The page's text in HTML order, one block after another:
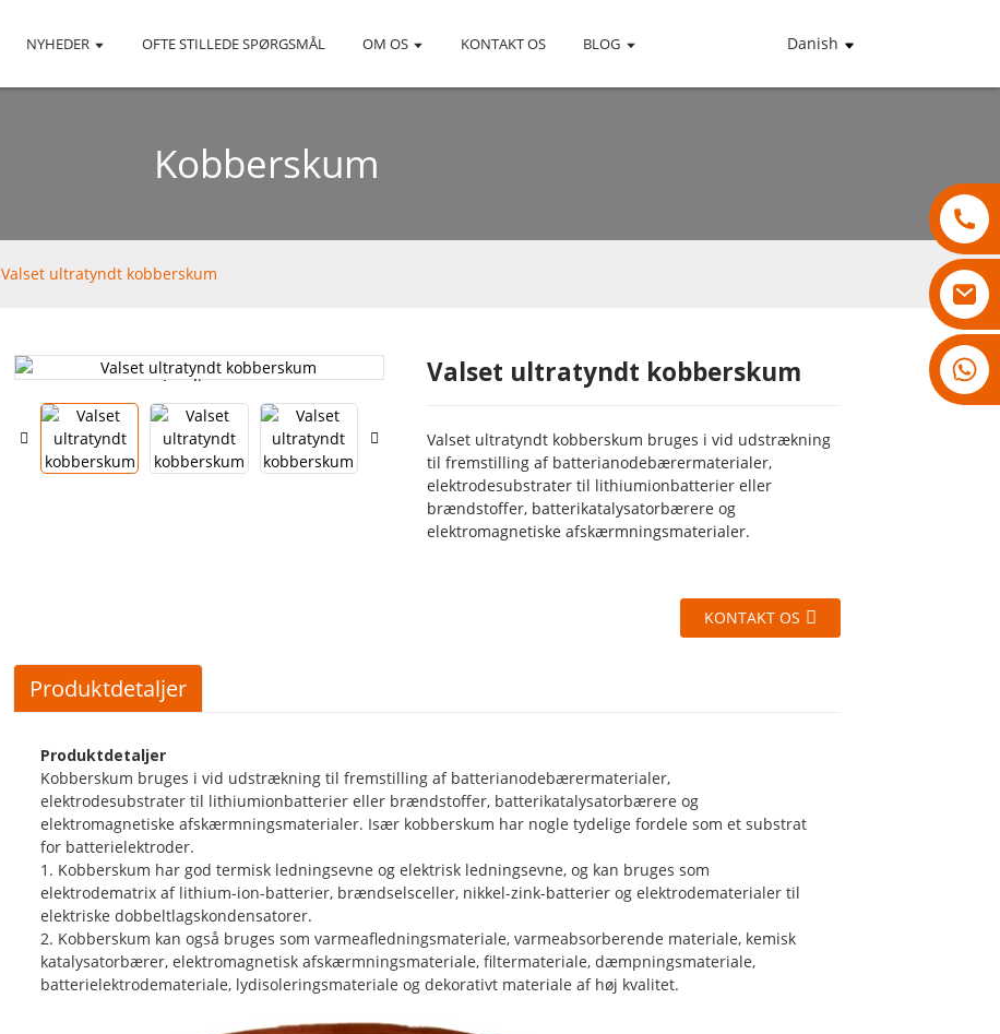
NYHEDER OFTE STILLEDE SPØRGSMÅL OM OS KONTAKT OS BLOG Danish
Kobberskum
Valset ultratyndt kobberskum
Loading...
Loading... Loading...
Loading... Loading...
Loading...
Valset ultratyndt kobberskum
Valset ultratyndt kobberskum bruges i vid udstrækning
til fremstilling af batterianodebærermaterialer,
elektrodesubstrater til lithiumionbatterier eller
brændstoffer, batterikatalysatorbærere og
elektromagnetiske afskærmningsmaterialer.
KONTAKT OS
Produktdetaljer
Produktdetaljer
Kobberskum bruges i vid udstrækning til fremstilling af batterianodebærermaterialer,
elektrodesubstrater til lithiumionbatterier eller brændstoffer, batterikatalysatorbærere og
elektromagnetiske afskærmningsmaterialer. Især kobberskum har nogle tydelige fordele som et substrat
for batterielektroder.
1. Kobberskum har god termisk ledningsevne og elektrisk ledningsevne, og kan bruges som
elektrodematrix af lithium-ion-batterier, brændselsceller, nikkel-zink-batterier og elektrodematerialer til
elektriske dobbeltlagskondensatorer.
2. Kobberskum kan også bruges som varmeafledningsmateriale, varmeabsorberende materiale, kemisk
katalysatorbærer, elektromagnetisk afskærmningsmateriale, filtermateriale, dæmpningsmateriale,
batterielektrodemateriale, lydisoleringsmateriale og dekorativt materiale af høj kvalitet.